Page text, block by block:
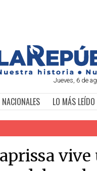
Jueves, 6 de
NACIONALES LO MÁS LEÍDO
vive